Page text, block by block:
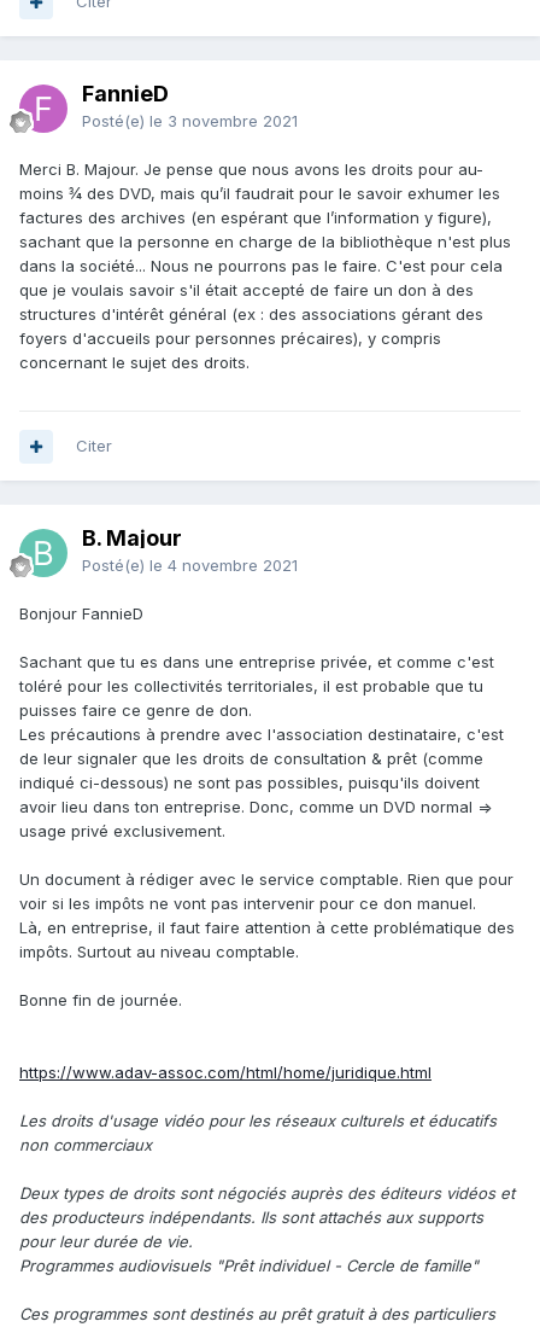
FannieD
Posté(e) le 3 novembre 2021
Merci B. Majour. Je pense que nous avons les droits pour au-
moins ¾ des DVD, mais qu’il faudrait pour le savoir exhumer les
factures des archives (en espérant que l’information y figure),
sachant que la personne en charge de la bibliothèque n'est plus
dans la société... Nous ne pourrons pas le faire. C'est pour cela
que je voulais savoir s'il était accepté de faire un don à des
structures d'intérêt général (ex : des associations gérant des
foyers d'accueils pour personnes précaires), y compris
concernant le sujet des droits.
Citer
B. Majour
Posté(e) le 4 novembre 2021
Bonjour FannieD
Sachant que tu es dans une entreprise privée, et comme c'est
toléré pour les collectivités territoriales, il est probable que tu
puisses faire ce genre de don.
Les précautions à prendre avec l'association destinataire, c'est
de leur signaler que les droits de consultation & prêt (comme
indiqué ci-dessous) ne sont pas possibles, puisqu'ils doivent
avoir lieu dans ton entreprise. Donc, comme un DVD normal =>
usage privé exclusivement.
Un document à rédiger avec le service comptable. Rien que pour
voir si les impôts ne vont pas intervenir pour ce don manuel.
Là, en entreprise, il faut faire attention à cette problématique des
impôts. Surtout au niveau comptable.
Bonne fin de journée.
https://www.adav-assoc.com/html/home/juridique.html
Les droits d'usage vidéo pour les réseaux culturels et éducatifs
non commerciaux
Deux types de droits sont négociés auprès des éditeurs vidéos et
des producteurs indépendants. Ils sont attachés aux supports
pour leur durée de vie.
Programmes audiovisuels "Prêt individuel - Cercle de famille"
Ces programmes sont destinés au prêt gratuit à des particuliers